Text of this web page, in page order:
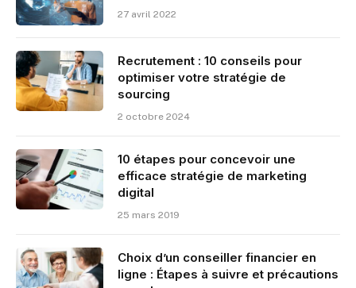
27 avril 2022
Recrutement : 10 conseils pour
optimiser votre stratégie de
sourcing
2 octobre 2024
10 étapes pour concevoir une
efficace stratégie de marketing
digital
25 mars 2019
Choix d’un conseiller financier en
ligne : Étapes à suivre et précautions